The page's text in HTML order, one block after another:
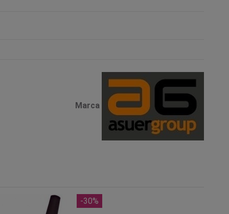
Marca
-30%